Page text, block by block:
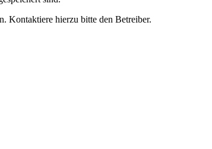
Kontaktiere hierzu bitte den Betreiber.